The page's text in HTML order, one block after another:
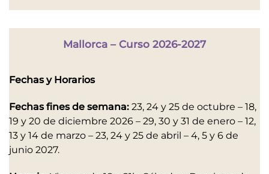
Mallorca – Curso 2026-2027
Fechas y Horarios
Fechas fines de semana: 23, 24 y 25 de octubre – 18,
19 y 20 de diciembre 2026 – 29, 30 y 31 de enero – 12,
13 y 14 de marzo – 23, 24 y 25 de abril – 4, 5 y 6 de
junio 2027.